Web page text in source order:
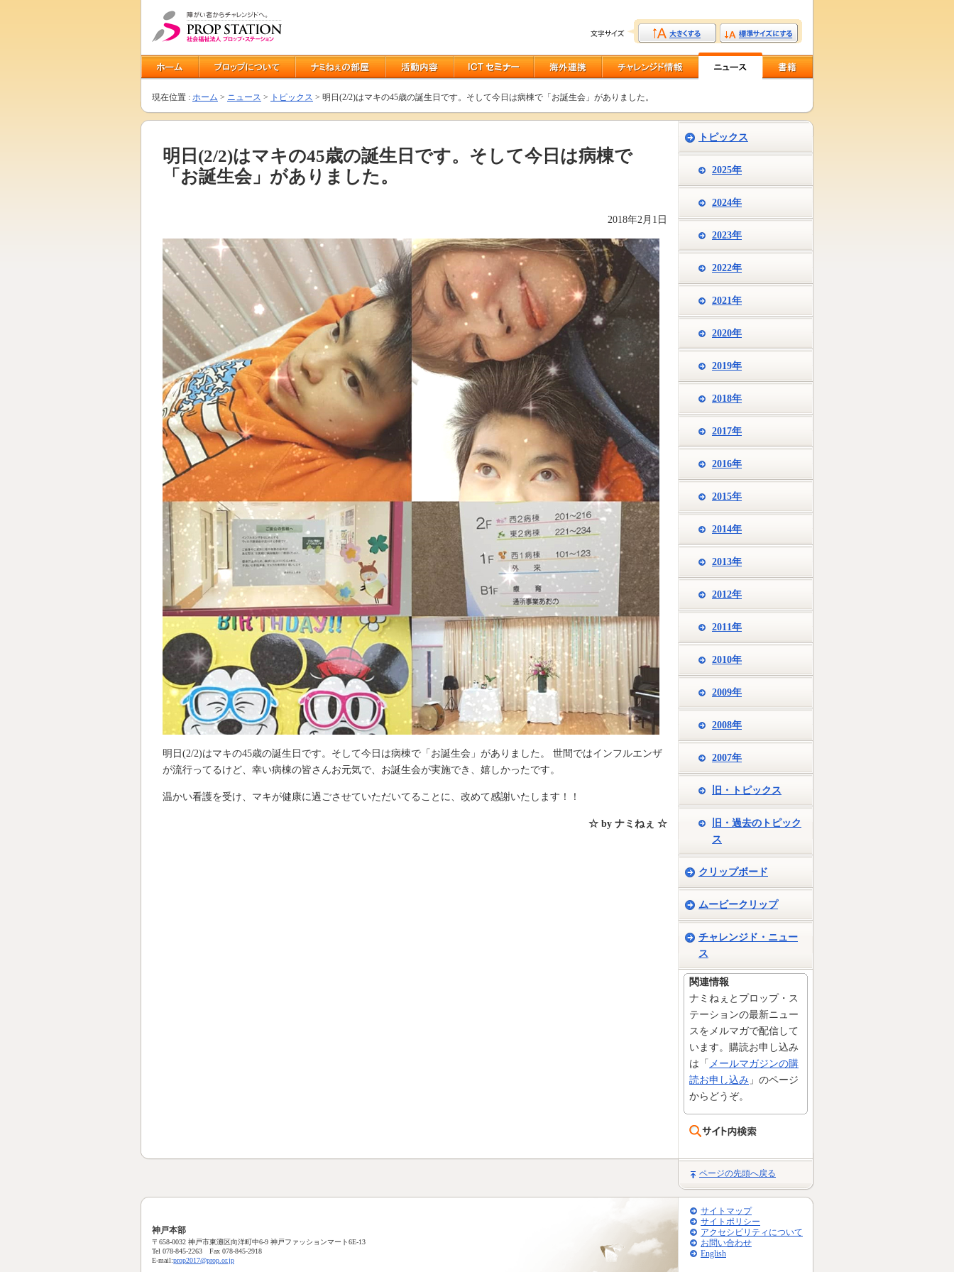
現在位置 : ホーム > ニュース > トピックス > 明日(2/2)はマキの45歳の誕生日です。そして今日は病棟で「お誕生会」がありました。
トピックス
2025年
2024年
2023年
2022年
2021年
2020年
2019年
2018年
2017年
2016年
2015年
2014年
2013年
2012年
2011年
2010年
2009年
2008年
2007年
旧・トピックス
旧・過去のトピック
ス
クリップボード
ムービークリップ
チャレンジド・ニュー
ス
関連情報
ナミねぇとプロップ・ス
テーションの最新ニュー
スをメルマガで配信して
います。購読お申し込み
は「 メールマガジンの購
読お申し込み 」のページ
からどうぞ。
明日(2/2)はマキの45歳の誕生日です。そして今日は病棟で
「お誕生会」がありました。
2018年2月1日
明日(2/2)はマキの45歳の誕生日です。そして今日は病棟で「お誕生会」がありました。 世間ではインフルエンザ
が流行ってるけど、幸い病棟の皆さんお元気で、お誕生会が実施でき、嬉しかったです。
温かい看護を受け、マキが健康に過ごさせていただいてることに、改めて感謝いたします！！
☆ by ナミねぇ ☆
ページの先頭へ戻る
サイトマップ
サイトポリシー
アクセシビリティについて
お問い合わせ
English
神戸本部
〒658-0032 神戸市東灘区向洋町中6-9 神戸ファッションマート6E-13
Tel 078-845-2263 Fax 078-845-2918
E-mail:prop2017@prop.or.jp